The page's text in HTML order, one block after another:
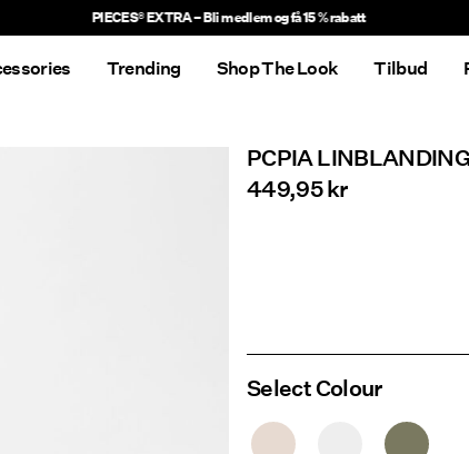
Trending Shop The Look Tilbud
PCPIA
449,95 kr
Select Colour